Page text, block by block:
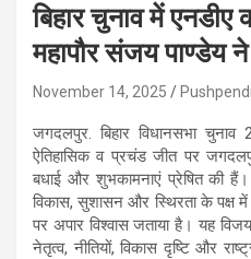
बिहार चुनाव में
महापौर संजय पाण्डेय ने
November 14, 2025
जगदलपुर. बिहार विधानसभा
ऐतिहासिक व प्रचंड जीत पर
बधाई और शुभकामनाएं प्रेषित की
विकास, सुशासन और स्थिरता के पक्ष में
पर अपार विश्वास जताया है। यह
नेतृत्व, नीतियों, विकास दृष्टि और